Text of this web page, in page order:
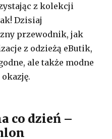
z kolekcji
Dzisiaj
przewodnik, jak
z odzieżą eButik,
ale także modne
co dzień –